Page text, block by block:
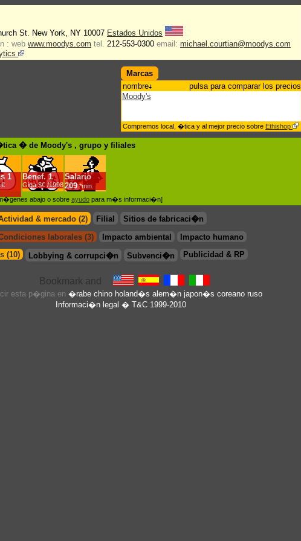
St. New York, NY 10007 Estados Unidos
: web www.moodys.com tel. 212-553-0300 email: michael.courtian@moodys.com
Marcas
nombre
pulsa para comparar los precios
Moody's
Compremos local, �tica y al mejor precio sobre Ethishop
� de Moody's , grupo y filiales
1 Benef. 1
Giga $€ /1998
Salario
209*min.
abajo o sobre ayudo para m�s informaci�n]
& mercado (2) Filial
Sitios de fabricaci�n
laborales (3) Impacto ambiental
Impacto humano
(10)
Lobbying & corrupci�n Subvenci�n Publicidad & RP
esta p�gina en �rabe chino holand�s alem�n japon�s coreano ruso
Informaci�n legal � T&C 1999-2010